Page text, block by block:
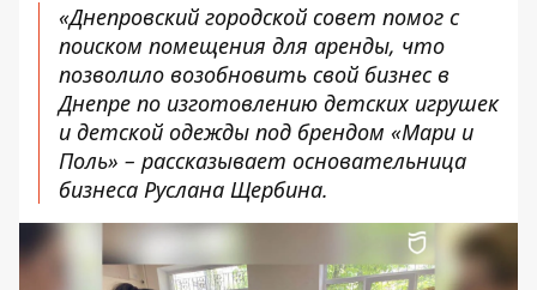
«Днепровский городской совет помог с
поиском помещения для аренды, что
позволило возобновить свой бизнес в
Днепре по изготовлению детских игрушек
и детской одежды под брендом «Мари и
Поль» – рассказывает основательница
бизнеса Руслана Щербина.